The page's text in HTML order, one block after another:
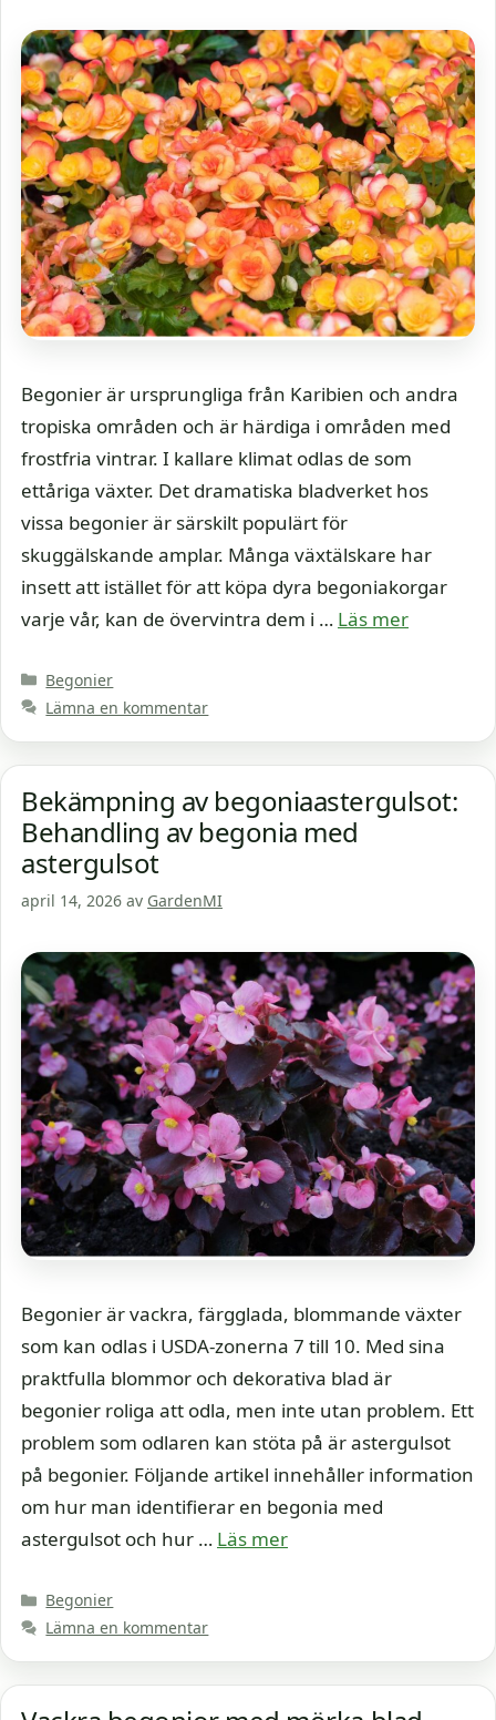
Begonier är ursprungliga från Karibien och andra
tropiska områden och är härdiga i områden med
frostfria vintrar. I kallare klimat odlas de som
ettåriga växter. Det dramatiska bladverket hos
vissa begonier är särskilt populärt för
skuggälskande amplar. Många växtälskare har
insett att istället för att köpa dyra begoniakorgar
varje vår, kan de övervintra dem i … Läs mer
Kategorier
Begonier
Lämna en kommentar
Bekämpning av begoniaastergulsot:
Behandling av begonia med
astergulsot
april 14, 2026 av GardenMI
Begonier är vackra, färgglada, blommande växter
som kan odlas i USDA-zonerna 7 till 10. Med sina
praktfulla blommor och dekorativa blad är
begonier roliga att odla, men inte utan problem. Ett
problem som odlaren kan stöta på är astergulsot
på begonier. Följande artikel innehåller information
om hur man identifierar en begonia med
astergulsot och hur … Läs mer
Kategorier
Begonier
Lämna en kommentar